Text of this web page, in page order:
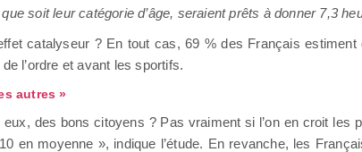
soit leur catégorie d’âge, seraient prêts à donner 7,3
catalyseur ? En tout cas, 69 % des Français
l’ordre et avant les sportifs.
autres »
des bons citoyens ? Pas vraiment si l’on en croit
en moyenne », indique l’étude. En revanche, les